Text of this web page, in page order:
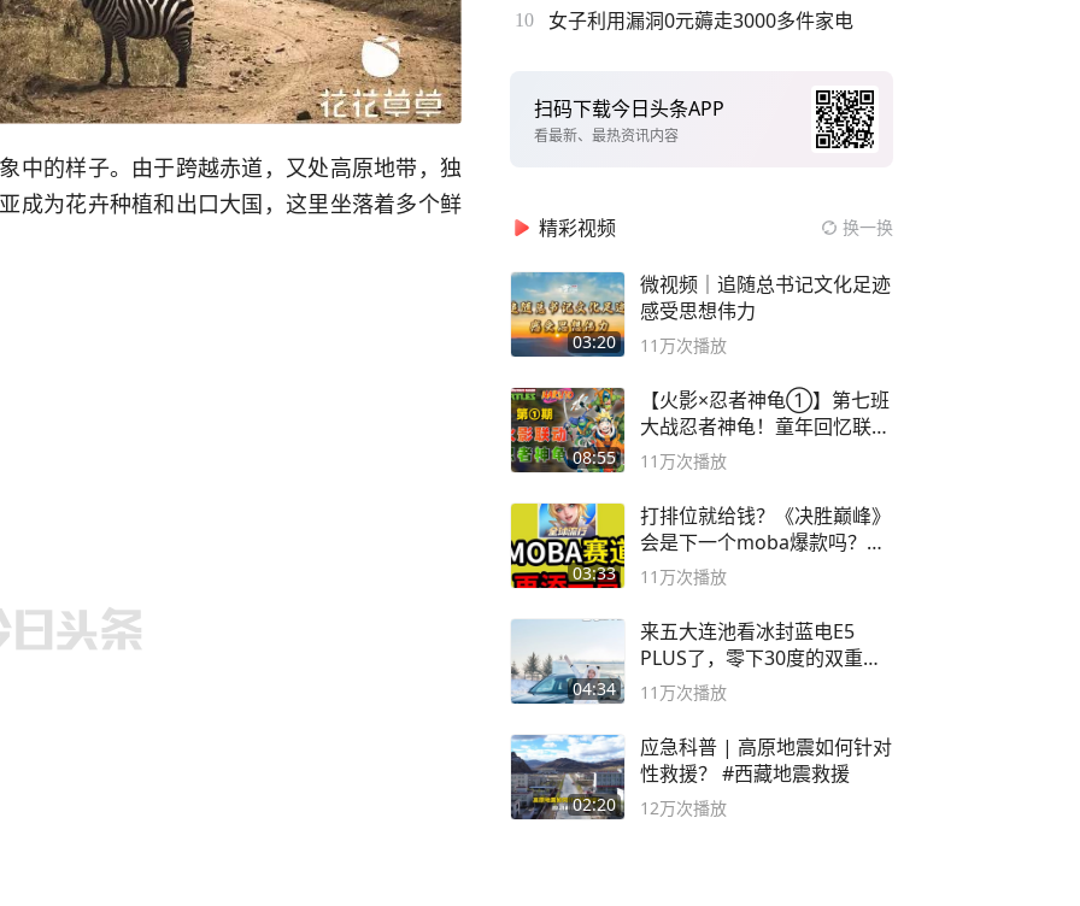
中的样子。由于跨越赤道，又处高原地带，独
成为花卉种植和出口大国，这里坐落着多个鲜
10 女子利用漏洞0元薅走3000多件家电
扫码下载今日头条APP
看最新、最热资讯内容
精彩视频 换一换
03:20
微视频｜追随总书记文化足迹
感受思想伟力
11万次播放
08:55
【火影×忍者神龟①】第七班
大战忍者神龟！童年回忆联动
论武？
11万次播放
03:33
打排位就给钱？《决胜巅峰》
会是下一个moba爆款吗？#
决胜巅峰
11万次播放
04:34
来五大连池看冰封蓝电E5
PLUS了，零下30度的双重冰
封40小时全录
11万次播放
02:20
应急科普 | 高原地震如何针对
性救援？ #西藏地震救援
12万次播放